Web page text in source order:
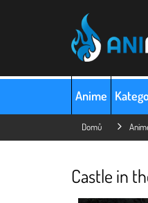
Anime
Domů
Castle in